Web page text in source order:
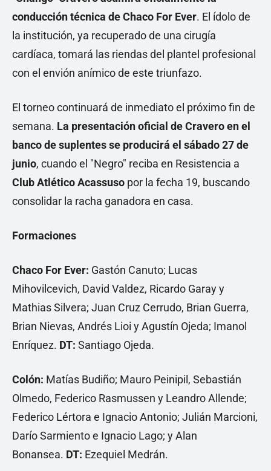
conducción técnica de Chaco For Ever. El ídolo de
la institución, ya recuperado de una cirugía
cardíaca, tomará las riendas del plantel profesional
con el envión anímico de este triunfazo.
El torneo continuará de inmediato el próximo fin de
semana. La presentación oficial de Cravero en el
banco de suplentes se producirá el sábado 27 de
junio, cuando el "Negro" reciba en Resistencia a
Club Atlético Acassuso por la fecha 19, buscando
consolidar la racha ganadora en casa.
Formaciones
Chaco For Ever: Gastón Canuto; Lucas
Mihovilcevich, David Valdez, Ricardo Garay y
Mathias Silvera; Juan Cruz Cerrudo, Brian Guerra,
Brian Nievas, Andrés Lioi y Agustín Ojeda; Imanol
Enríquez. DT: Santiago Ojeda.
Colón: Matías Budiño; Mauro Peinipil, Sebastián
Olmedo, Federico Rasmussen y Leandro Allende;
Federico Lértora e Ignacio Antonio; Julián Marcioni,
Darío Sarmiento e Ignacio Lago; y Alan
Bonansea. DT: Ezequiel Medrán.